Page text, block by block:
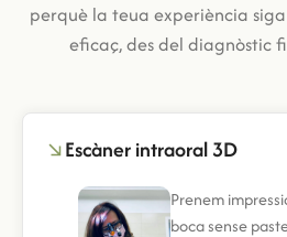
perquè la teua experiència
eficaç, des del diagnòstic
Escàner intraoral 3D
Prenem
boca sense